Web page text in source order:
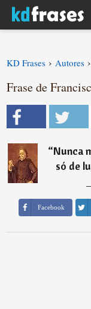
KD Frases › Autores ›
Frase de
“Nunca
só de
Facebook